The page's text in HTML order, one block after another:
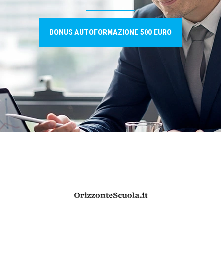
BONUS AUTOFORMAZIONE 500 EURO